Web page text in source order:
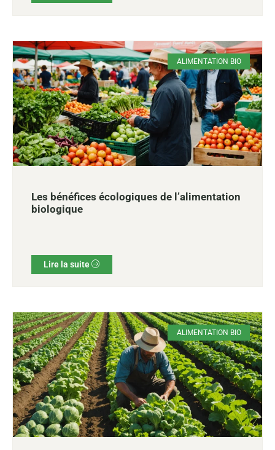
ALIMENTATION BIO
Les bénéfices écologiques de l’alimentation
biologique
Lire la suite
ALIMENTATION BIO